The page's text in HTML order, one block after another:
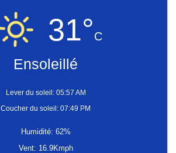
31°C
Ensoleillé
Lever du soleil: 05:57 AM
Coucher du soleil: 07:49 PM
Humidité: 62%
Vent: 16.9Kmph